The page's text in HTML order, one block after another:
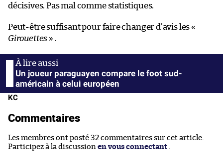
décisives. Pas mal comme statistiques.
Peut-être suffisant pour faire changer d’avis les «
Girouettes » .
Un joueur paraguayen compare le foot sud-
américain à celui européen
KC
Commentaires
Les membres ont posté 32 commentaires sur cet article.
Participez à la discussion en vous connectant